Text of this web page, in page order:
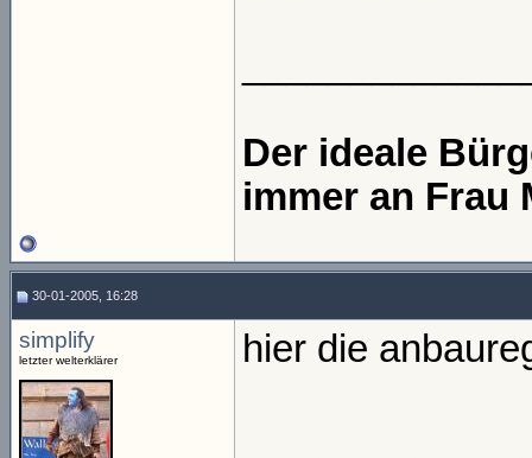
Der ideale
immer an Frau
30-01-2005, 16:28
simplify
letzter welterklärer hier die